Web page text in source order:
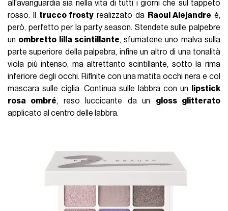
all'avanguardia sia nella vita di tutti i giorni che sul tappeto
rosso. Il trucco frosty realizzato da Raoul Alejandre è,
però, perfetto per la party season. Stendete sulle palpebre
un ombretto lilla scintillante, sfumatene uno malva sulla
parte superiore della palpebra, infine un altro di una tonalità
viola più intenso, ma altrettanto scintillante, sotto la rima
inferiore degli occhi. Rifinite con una matita occhi nera e col
mascara sulle ciglia. Continua sulle labbra con un
lipstick
rosa ombré, reso luccicante da un gloss glitterato
applicato al centro delle labbra.